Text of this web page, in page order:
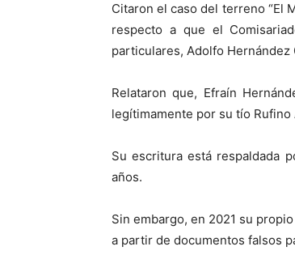
Citaron el caso del terreno “El
respecto a que el
particulares, Adolfo Hernández
Relataron que, Efraín
legítimamente por su tío Rufino
Su escritura está respaldada
años.
Sin embargo, en 2021 su
a partir de documentos falsos